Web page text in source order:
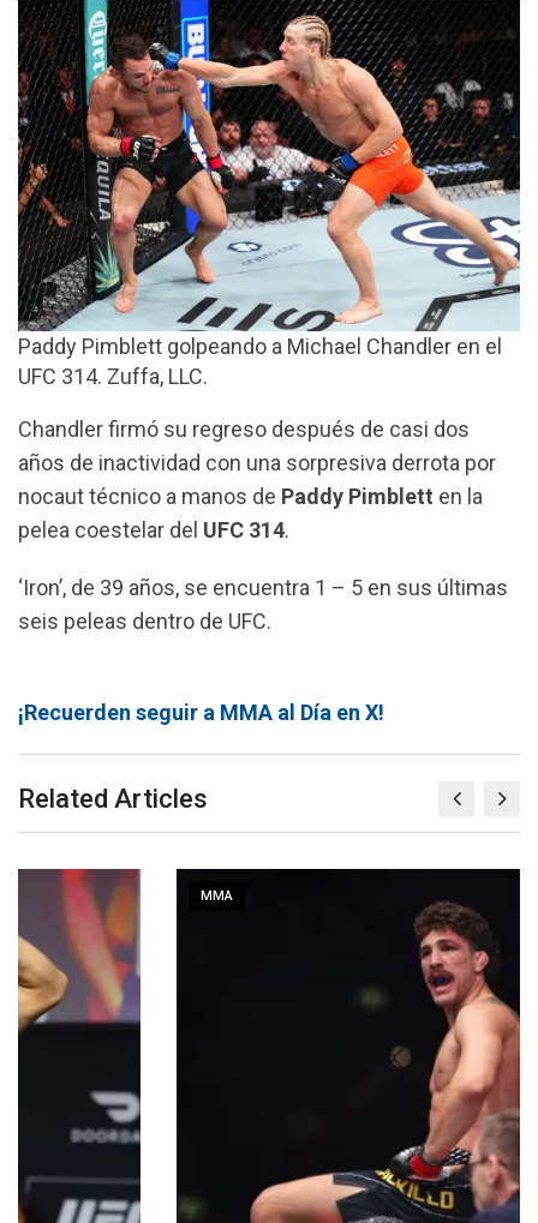
Paddy Pimblett golpeando a Michael Chandler en el
UFC 314. Zuffa, LLC.
Chandler firmó su regreso después de casi dos
años de inactividad con una sorpresiva derrota por
nocaut técnico a manos de Paddy Pimblett en la
pelea coestelar del UFC 314.
‘Iron’, de 39 años, se encuentra 1 – 5 en sus últimas
seis peleas dentro de UFC.
¡Recuerden seguir a MMA al Día en X!
Related Articles